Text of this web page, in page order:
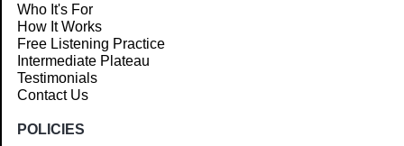
Who It's For
How It Works
Free Listening Practice
Intermediate Plateau
Testimonials
Contact Us
POLICIES